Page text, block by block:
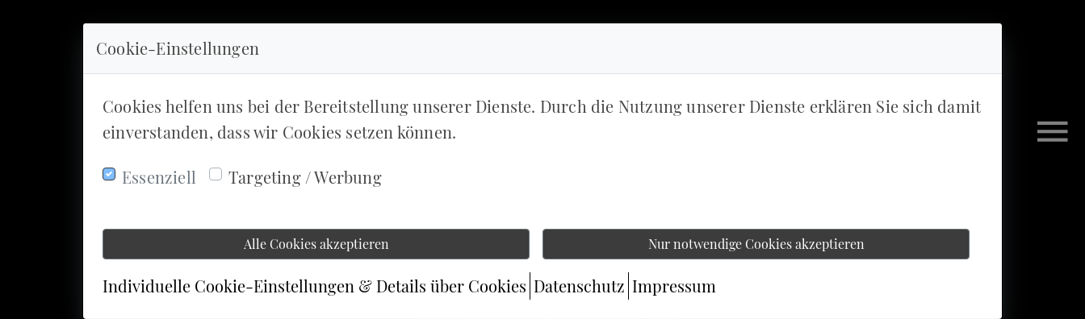
Cookie-Einstellungen
Cookies helfen uns bei der Bereitstellung unserer Dienste. Durch die Nutzung unserer Dienste erklären Sie sich damit
einverstanden, dass wir Cookies setzen können.
Essenziell Targeting / Werbung
Alle Cookies akzeptieren Nur notwendige Cookies akzeptieren
Individuelle Cookie-Einstellungen & Details über Cookies Datenschutz Impressum